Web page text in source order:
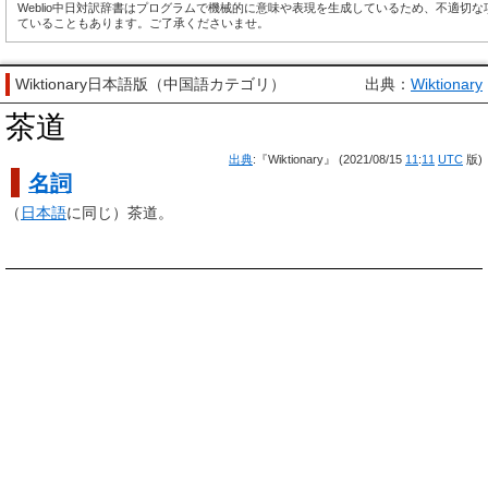
Weblio中日対訳辞書はプログラムで機械的に意味や表現を生成しているため、不適切な
ていることもあります。ご了承くださいませ。
Wiktionary日本語版（中国語カテゴリ） 出典： Wiktionary
茶道
出典:『Wiktionary』 (2021/08/15 11 :11 UTC 版)
名詞
（ 日本語に同じ）茶道。